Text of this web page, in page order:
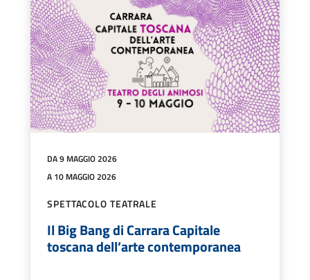
DA 9 MAGGIO 2026
A 10 MAGGIO 2026
SPETTACOLO TEATRALE
Il Big Bang di Carrara Capitale
toscana dell’arte contemporanea